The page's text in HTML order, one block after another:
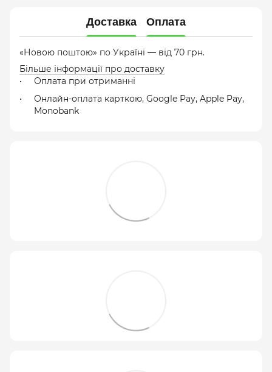
Доставка Оплата
«Новою поштою» по Україні — від 70 грн.
Більше інформації про доставку
Оплата при отриманні
Онлайн-оплата карткою, Google Pay, Apple Pay,
Monobank